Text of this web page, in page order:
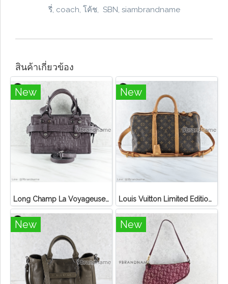
รี่, coach, โค้ช, SBN, siambrandname
สินค้าเกี่ยวข้อง
New
Long Champ La Voyageuse Bag Leather
New
Louis Vuitton Limited Edition Monogram Canvas Sofia Coppola SC Bag
New New